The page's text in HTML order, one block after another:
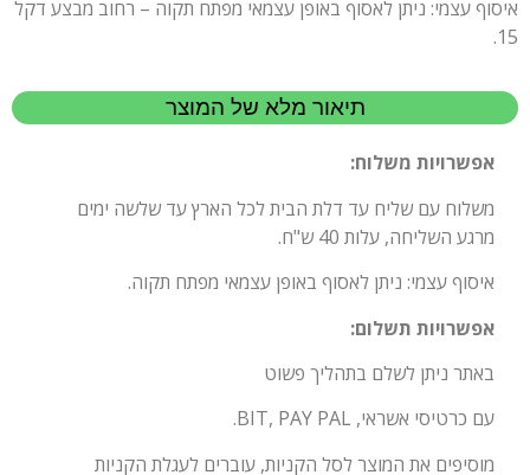
איסוף עצמי: ניתן לאסוף באופן עצמאי מפתח תקוה – רחוב מבצע דקל
15.
תיאור מלא של המוצר
אפשרויות משלוח:
משלוח עם שליח עד דלת הבית לכל הארץ עד שלשה ימים
מרגע השליחה, עלות 40 ש"ח.
איסוף עצמי: ניתן לאסוף באופן עצמאי מפתח תקוה.
אפשרויות תשלום:
באתר ניתן לשלם בתהליך פשוט
עם כרטיסי אשראי, BIT, PAY PAL.
מוסיפים את המוצר לסל הקניות, עוברים לעגלת הקניות